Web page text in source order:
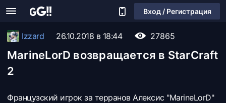
Вход / Регистрация
Izzard 26.10.2018 в 18:44 27865
MarineLorD возвращается в StarCraft
2
Французский игрок за терранов Алексис "MarineLorD"